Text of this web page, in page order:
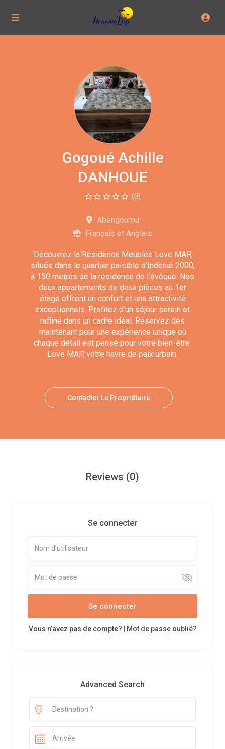
Gogoué Achille
DANHOUE
(0)
Abengourou
Français et Anglais
Découvrez la Résidence Meublée Love MAP,
située dans le quartier paisible d’Indenié 2000,
à 150 mètres de la résidence de l’évêque. Nos
deux appartements de deux pièces au 1er
étage offrent un confort et une attractivité
exceptionnels. Profitez d’un séjour serein et
raffiné dans un cadre idéal. Réservez dès
maintenant pour une expérience unique où
chaque détail est pensé pour votre bien-être.
Love MAP, votre havre de paix urbain.
Contacter Le Propriétaire
Reviews (0)
Se connecter
Se connecter
Vous n’avez pas de compte? Mot de passe oublié?
Advanced Search